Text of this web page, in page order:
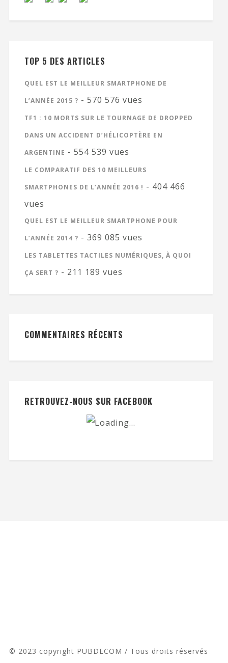
TOP 5 DES ARTICLES
QUEL EST LE MEILLEUR SMARTPHONE DE
L’ANNÉE 2015 ? - 570 576 vues
TF1 : 10 MORTS SUR LE TOURNAGE DE DROPPED
DANS UN ACCIDENT D’HÉLICOPTÈRE EN
ARGENTINE - 554 539 vues
LE COMPARATIF DES 10 MEILLEURS
SMARTPHONES DE L’ANNÉE 2016 ! - 404 466
vues
QUEL EST LE MEILLEUR SMARTPHONE POUR
L’ANNÉE 2014 ? - 369 085 vues
LES TABLETTES TACTILES NUMÉRIQUES, À QUOI
ÇA SERT ? - 211 189 vues
COMMENTAIRES RÉCENTS
RETROUVEZ-NOUS SUR FACEBOOK
© 2023 copyright PUBDECOM / Tous droits réservés